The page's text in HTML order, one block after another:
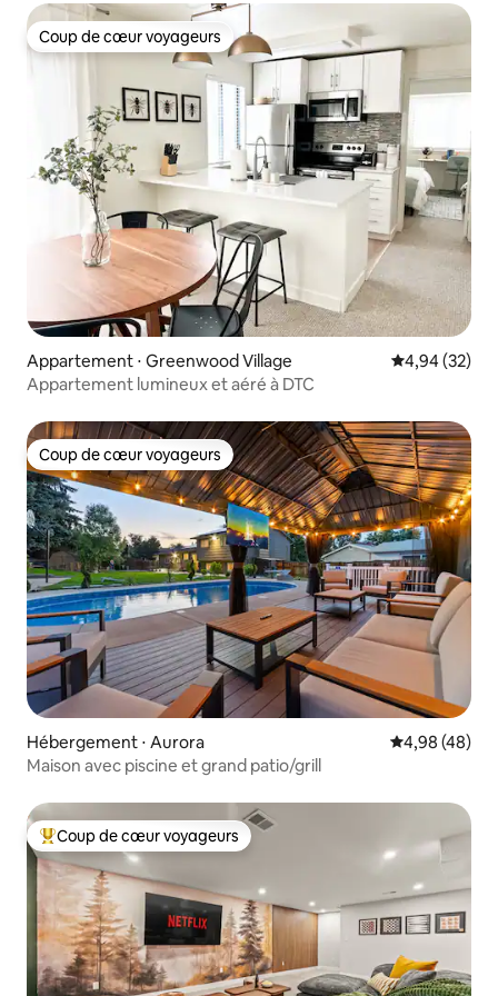
Coup de cœur voyageurs
Coup de cœur voyageurs
Appartement ⋅ Greenwood Village Évaluation
4,94 (32)
Appartement lumineux et aéré à DTC
Coup de cœur voyageurs
Coup de cœur voyageurs
Hébergement ⋅ Aurora Évaluation
4,98 (48)
Maison avec piscine et grand patio/grill
Coups de cœur voyageurs les plus appréciés
Coup de cœur voyageurs